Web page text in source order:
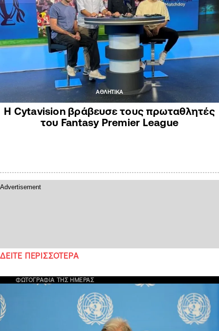
ΑΘΛΗΤΙΚΑ
Η Cytavision βράβευσε τους πρωταθλητές
του Fantasy Premier League
ΔΕΙΤΕ ΠΕΡΙΣΣΟΤΕΡΑ
ΦΩΤΟΓΡΑΦΙΑ ΤΗΣ ΗΜΕΡΑΣ